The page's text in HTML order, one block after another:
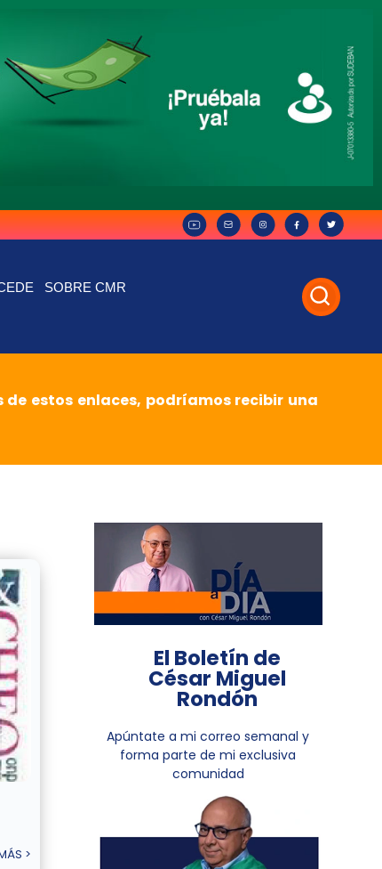
SOBRE CMR
estos enlaces, podríamos recibir una
>
El Boletín de
César Miguel
Rondón
Apúntate a mi correo semanal y
forma parte de mi exclusiva
comunidad